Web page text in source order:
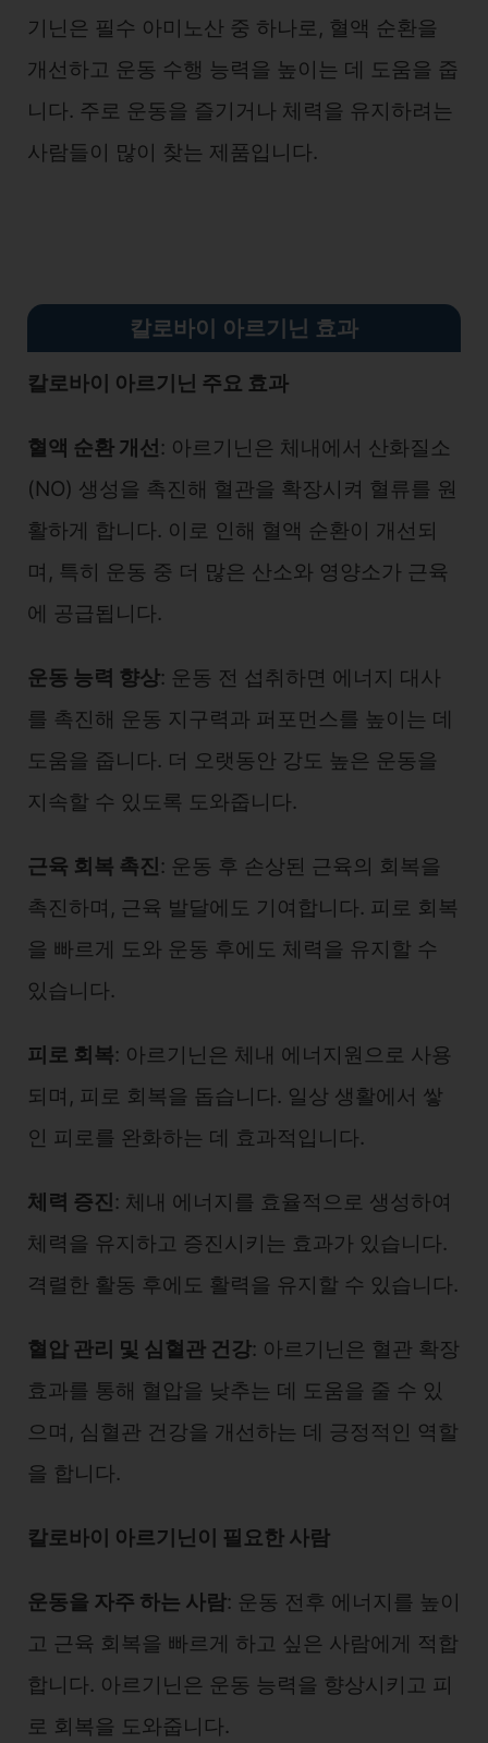
기닌은 필수 아미노산 중 하나로, 혈액 순환을
개선하고 운동 수행 능력을 높이는 데 도움을 줍
니다. 주로 운동을 즐기거나 체력을 유지하려는
사람들이 많이 찾는 제품입니다.
칼로바이 아르기닌 효과
칼로바이 아르기닌 주요 효과
혈액 순환 개선: 아르기닌은 체내에서 산화질소
(NO) 생성을 촉진해 혈관을 확장시켜 혈류를 원
활하게 합니다. 이로 인해 혈액 순환이 개선되
며, 특히 운동 중 더 많은 산소와 영양소가 근육
에 공급됩니다.
운동 능력 향상: 운동 전 섭취하면 에너지 대사
를 촉진해 운동 지구력과 퍼포먼스를 높이는 데
도움을 줍니다. 더 오랫동안 강도 높은 운동을
지속할 수 있도록 도와줍니다.
근육 회복 촉진: 운동 후 손상된 근육의 회복을
촉진하며, 근육 발달에도 기여합니다. 피로 회복
을 빠르게 도와 운동 후에도 체력을 유지할 수
있습니다.
피로 회복: 아르기닌은 체내 에너지원으로 사용
되며, 피로 회복을 돕습니다. 일상 생활에서 쌓
인 피로를 완화하는 데 효과적입니다.
체력 증진: 체내 에너지를 효율적으로 생성하여
체력을 유지하고 증진시키는 효과가 있습니다.
격렬한 활동 후에도 활력을 유지할 수 있습니다.
혈압 관리 및 심혈관 건강: 아르기닌은 혈관 확장
효과를 통해 혈압을 낮추는 데 도움을 줄 수 있
으며, 심혈관 건강을 개선하는 데 긍정적인 역할
을 합니다.
칼로바이 아르기닌이 필요한 사람
운동을 자주 하는 사람: 운동 전후 에너지를 높이
고 근육 회복을 빠르게 하고 싶은 사람에게 적합
합니다. 아르기닌은 운동 능력을 향상시키고 피
로 회복을 도와줍니다.